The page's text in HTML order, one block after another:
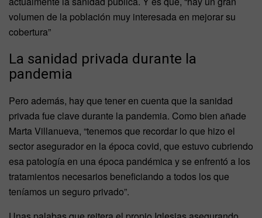
volumen de la población muy interesada en mejorar su
cobertura”
La sanidad privada durante la
pandemia
Pero además, hay que tener en cuenta que la sanidad
privada fue clave durante la pandemia. Como bien añade
Marta Villanueva, “tenemos que recordar lo que hizo el
sector asegurador en la época covid, que estuvo cubriendo
esa patología en una época pandémica y se enfrentó a los
tratamientos necesarios beneficiando a todos los que
teníamos un seguro privado”.